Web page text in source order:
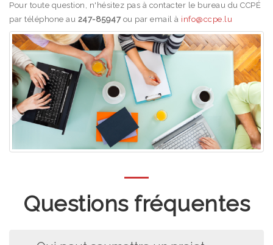
Pour toute question, n'hésitez pas à contacter le bureau du CCPÉ
par téléphone au 247-85947ou par email à info@ccpe.lu
Questions fréquentes